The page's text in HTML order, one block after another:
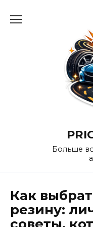
Больше
Как
резину: